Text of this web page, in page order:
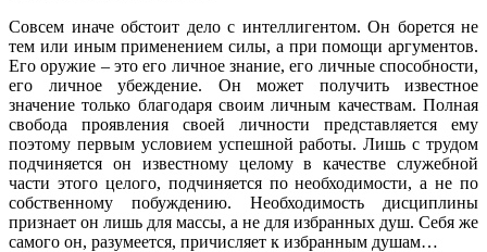
Совсем иначе обстоит дело с интеллигентом. Он борется не
тем или иным применением силы, а при помощи аргументов.
Его оружие – это его личное знание, его личные способности,
его личное убеждение. Он может получить известное
значение только благодаря своим личным качествам. Полная
свобода проявления своей личности представляется ему
поэтому первым условием успешной работы. Лишь с трудом
подчиняется он известному целому в качестве служебной
части этого целого, подчиняется по необходимости, а не по
собственному побуждению. Необходимость дисциплины
признает он лишь для массы, а не для избранных душ. Себя же
самого он, разумеется, причисляет к избранным душам…